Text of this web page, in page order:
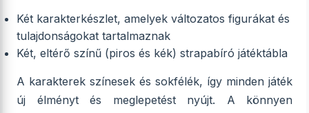
Két karakterkészlet, amelyek változatos figurákat és
tulajdonságokat tartalmaznak
Két, eltérő színű (piros és kék) strapabíró játéktábla
A karakterek színesek és sokfélék, így minden játék
új élményt és meglepetést nyújt. A könnyen